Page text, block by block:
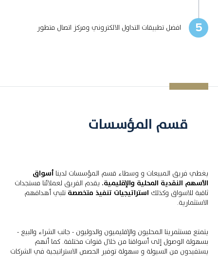
5 افضل تطبيقات التداول الالكتروني ومركز اتصال متطور
قسم المؤسسات
يغطي فريق المبيعات و وسطاء قسم المؤسسات لدينا أسواق
الأسهم النقدية المحلية والإقليمية. يقدم الفريق لعملائنا مستجدات
ثاقبة للاسواق وكذلك استراتيجيات تنفيذ متخصصة تلبي أهدافهم
الاستثمارية.
يتمتع مستثمرينا المحليون والإقليميون والدوليون - جانب الشراء والبيع -
بسهولة الوصول إلى أسواقنا من خلال قنوات مختلفة. كما أنهم
يستفيدون من السيولة و سهولة توفير الحصص الاستراتيجية في الشركات